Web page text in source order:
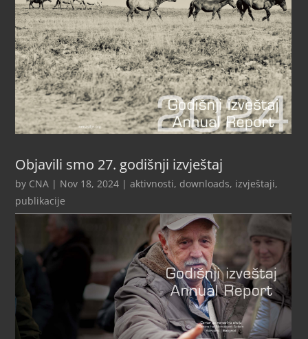
Objavili smo 27. godišnji izvještaj
by CNA | Nov 18, 2024 |aktivnosti, downloads, izvještaji,
publikacije